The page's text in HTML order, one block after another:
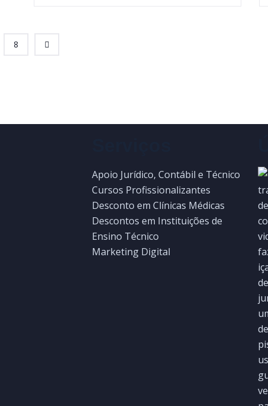
8
Apoio Jurídico, Contábil e Técnico
Cursos Profissionalizantes
Desconto em Clínicas Médicas
Descontos em Instituições de
Ensino Técnico
Marketing Digital